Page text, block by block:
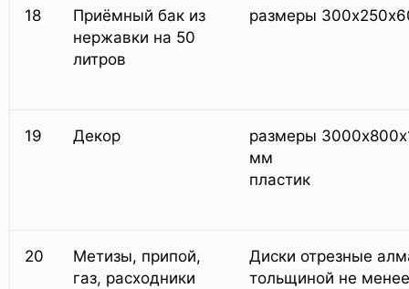
18
Приёмный бак из
нержавки на 50
литров
размеры
19 Декор
размеры
мм
пластик
20
Метизы, припой,
газ, расходники
Диски отрезные
тольщиной не